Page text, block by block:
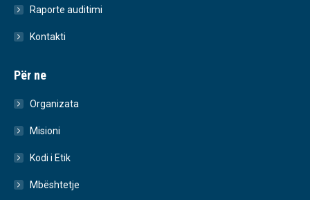
Raporte auditimi
Kontakti
Për ne
Organizata
Misioni
Kodi i Etik
Mbështetje